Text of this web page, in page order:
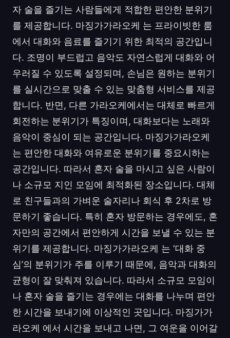
자 술을 즐기는 사람들에게 적합한 편안한 분위기
를 제공합니다. 마징가가라오케 는 프라이빗한 룸
에서 대화와 음료를 즐기기 위한 최적의 공간입니
다. 조명이 부드럽고 음악도 자연스럽게 대화와 어
우러질 수 있도록 설정되며, 손님은 원하는 분위기
를 실시간으로 맞출 수 있는 맞춤형 서비스를 제공
합니다. 반면, 다른 가라오케에서는 대체로 빠르게
회전하는 분위기가 특징이며, 대화보다는 노래와
음악이 중심이 되는 공간입니다. 마징가가라오케
는 편안한 대화와 여유로운 분위기를 중요시하는
공간입니다. 따라서 혼자 술을 마시고 싶은 사람이
나 소규모 지인 모임에 최적화된 장소입니다. 대체
로 친구들과의 가벼운 술자리나 회식 후 2차로 방
문하기 좋습니다. 특히 혼자 방문하는 경우에도, 혼
자만의 공간에서 편안하게 시간을 보낼 수 있는 분
위기를 제공합니다. 마징가가라오케 는 ‘대화 중
심’의 분위기가 주를 이루기 때문에, 음악과 대화의
균형이 잘 맞춰져 있습니다. 따라서 소규모 모임이
나 혼자 술을 즐기는 경우에는 대화를 나누며 편안
한 시간을 보내기에 이상적인 곳입니다. 마징가가
라오케 에서 시간을 보내고 나면, 그 여운을 이어갈